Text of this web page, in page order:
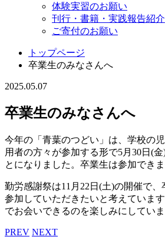
体験実習のお願い
刊行・書籍・実践報告紹介
ご寄付のお願い
トップページ
卒業生のみなさんへ
2025.05.07
卒業生のみなさんへ
今年の「青葉のつどい」は、学校の
用者の方々が参加する形で5月30日(
とになりました。卒業生は参加できま
勤労感謝祭は11月22日(土)の開催で
参加していただきたいと考えていま
でお会いできるのを楽しみにしていま
PREV NEXT